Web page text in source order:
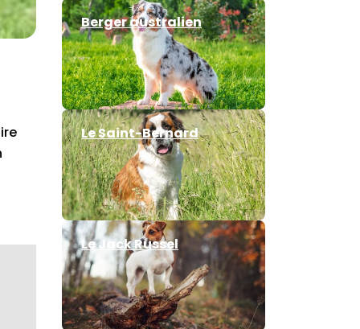
Berger australien
Le Saint-Bernard
Le Jack Russel